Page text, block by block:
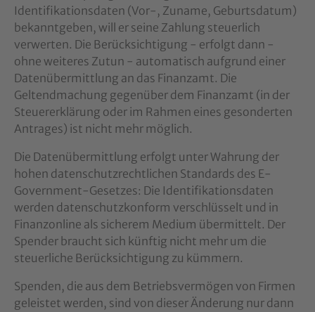
Identifikationsdaten (Vor-, Zuname, Geburtsdatum)
bekanntgeben, will er seine Zahlung steuerlich
verwerten. Die Berücksichtigung - erfolgt dann -
ohne weiteres Zutun - automatisch aufgrund einer
Datenübermittlung an das Finanzamt. Die
Geltendmachung gegenüber dem Finanzamt (in der
Steuererklärung oder im Rahmen eines gesonderten
Antrages) ist nicht mehr möglich.
Die Datenübermittlung erfolgt unter Wahrung der
hohen datenschutzrechtlichen Standards des E-
Government-Gesetzes: Die Identifikationsdaten
werden datenschutzkonform verschlüsselt und in
Finanzonline als sicherem Medium übermittelt. Der
Spender braucht sich künftig nicht mehr um die
steuerliche Berücksichtigung zu kümmern.
Spenden, die aus dem Betriebsvermögen von Firmen
geleistet werden, sind von dieser Änderung nur dann